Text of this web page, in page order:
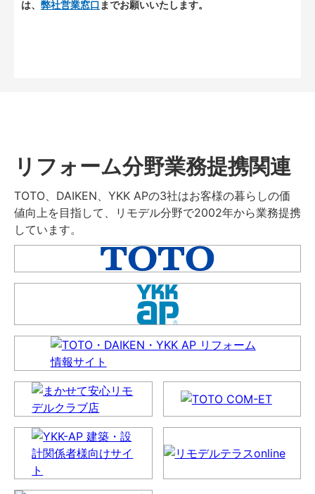
は、 弊社営業窓口 までお願いいたします。
リフォーム分野業務提携関連
TOTO、DAIKEN、YKK APの3社はお客様の暮らしの価
値向上を目指して、リモデル分野で2002年から業務提携
しています。